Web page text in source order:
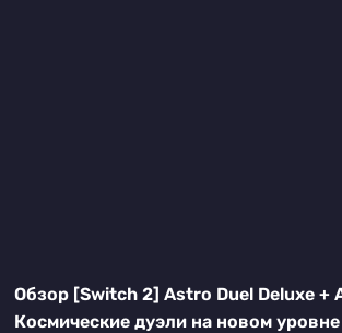
Обзор [Switch 2] Astro Duel Deluxe +
Космические дуэли на новом уровне